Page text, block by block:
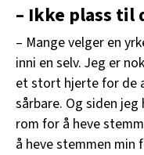
– Ikke plass
– Mange velger en
inni en selv. Jeg er
et stort hjerte for de
sårbare. Og siden
rom for å heve
å heve stemmen min